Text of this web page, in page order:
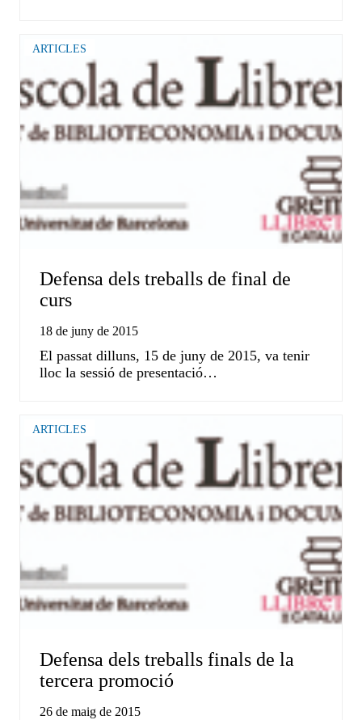
ARTICLES
Defensa dels treballs de final de
curs
18 de juny de 2015
El passat dilluns, 15 de juny de 2015, va tenir
lloc la sessió de presentació…
ARTICLES
Defensa dels treballs finals de la
tercera promoció
26 de maig de 2015